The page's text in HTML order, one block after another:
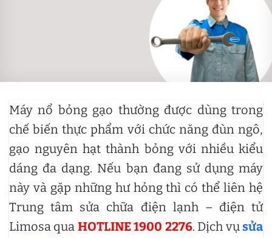
Máy nổ bỏng gạo thường được dùng trong
chế biến thực phẩm với chức năng đùn ngô,
gạo nguyên hạt thành bỏng với nhiều kiểu
dáng đa dạng. Nếu bạn đang sử dụng máy
này và gặp những hư hỏng thì có thể liên hệ
Trung tâm sửa chữa điện lạnh – điện tử
Limosa qua HOTLINE 1900 2276. Dịch vụsửa